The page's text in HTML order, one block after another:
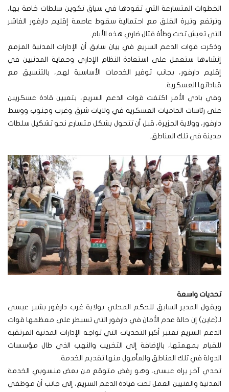
الخطوات المتسارعة التي تقودها في سياق تكوين سلطات خاصة بها،
وترتفع وتيرة القلق مع احتمالية سقوط عاصمة إقليم دارفور الفاشر
التي تعيش تحت وطأة قتال ضاري هذه الأيام.
وذكرت قوات الدعم السريع في بيان سابق أن الإدارات المدنية المزمع
إنشاءها ستعمل على استعادة النظام الإداري وحماية المدنيين في
إقليم دارفور، بجانب توفير الخدمات الأساسية لهم، بالتنسيق مع
قياداتها العسكرية.
وفي بادي الأمر اكتفت قوات الدعم السريع، بتعيين قادة عسكريين
على رئاسات الحاميات العسكرية في ولايات شرق وغرب وجنوب ووسط
دارفور، وولاية الجزيرة، قبل أن تتحول بشكل متسارع نحو تشكيل سلطات
مدينة في تلك المناطق.
تحديات واسعة
ويقول المدير السابق للحكم المحلي بولاية غرب دارفور بشير عيسى
لـ(عاين) إن حالة عدم الأمان في دارفور التي تسيطر على معظمها قوات
الدعم السريع تعتبر أكبر التحديات التي تواجه الإدارات المدنية المرتقبة
للقيام بمهمتها، بالإضافة إلى التخريب والنهب الذي طال مؤسسات
الدولة في تلك المناطق والمأمول منها تقديم الخدمة.
تحدي آخر يراه عيسى، وهو رفض متوقع من بعض منسوبي الخدمة
المدنية والفنيين العمل تحت قيادة الدعم السريع، إلى جانب أن موظفي